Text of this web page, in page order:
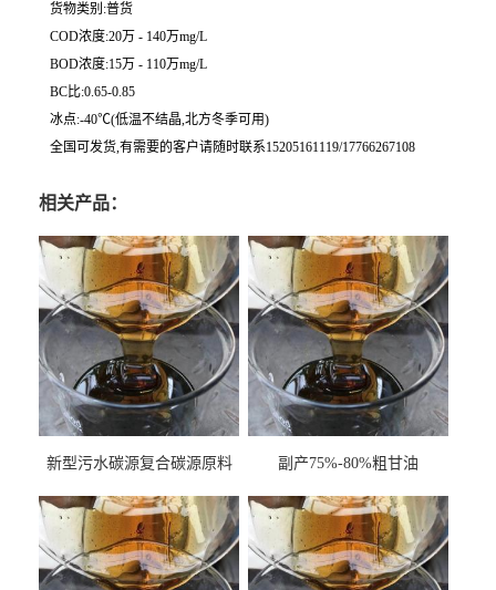
货物类别:普货
COD浓度:20万 - 140万mg/L
BOD浓度:15万 - 110万mg/L
BC比:0.65-0.85
冰点:-40℃(低温不结晶,北方冬季可用)
全国可发货,有需要的客户请随时联系15205161119/17766267108
相关产品：
新型污水碳源复合碳源原料
副产75%-80%粗甘油